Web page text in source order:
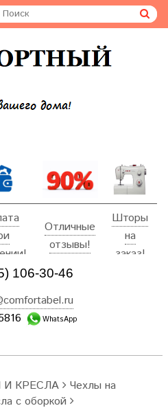
Отличные
отзывы!
Шторы
на
заказ!
106-30-46
WhatsApp
КРЕСЛА
Чехлы на
с оборкой